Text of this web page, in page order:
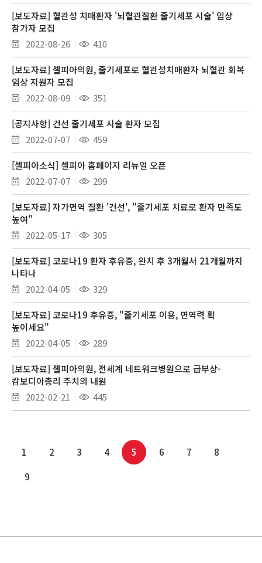
[보도자료] 혈관성 치매환자 '뇌혈관질환 줄기세포 시술' 임상
참가자 모집
2022-08-26
410
[보도자료] 셀피아의원, 줄기세포로 혈관성치매환자 뇌혈관 회복
임상 지원자 모집
2022-08-09
351
[공지사항] 건선 줄기세포 시술 환자 모집
2022-07-07
459
[셀피아소식] 셀피아 홈페이지 리뉴얼 오픈
2022-07-07
299
[보도자료] 자가면역 질환 '건선', "줄기세포 치료로 환자 만족도
높여"
2022-05-17
305
[보도자료] 코로나19 환자 후유증, 완치 후 3개월서 21개월까지
나타나
2022-04-05
329
[보도자료] 코로나19 후유증, "줄기세포 이용, 면역력 확
높이세요"
2022-04-05
289
[보도자료] 셀피아의원, 전세계 네트워크병원으로 급부상-
캄보디아총리 주치의 내원
2022-02-21
445
1 2 3 4 5 6 7
8
9